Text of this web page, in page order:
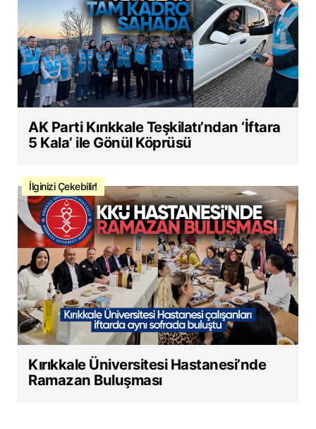
AK Parti Kırıkkale Teşkilatı’ndan ‘İftara
5 Kala’ ile Gönül Köprüsü
İlginizi Çekebilir!
Kırıkkale Üniversitesi Hastanesi’nde
Ramazan Buluşması